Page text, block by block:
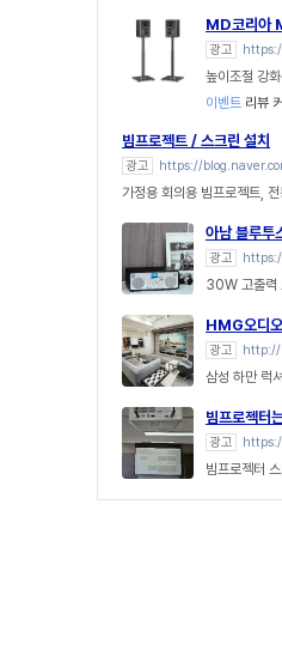
MD코리아
광고
높이조절 강
이벤트 리뷰
빔프로젝트 / 스크린 설치
광고 https://
가정용 회의용 빔프로젝트,
아남 블루투
광고
30W 고출력
HMG오디
광고 http://
삼성 하만 럭
빔프로젝터
광고
빔프로젝터